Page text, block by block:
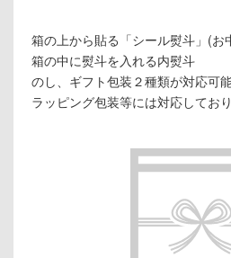
箱の上から貼る「シール熨斗」(お
箱の中に熨斗を入れる内熨斗
のし、ギフト包装２種類が対応可能
ラッピング包装等には対応しており